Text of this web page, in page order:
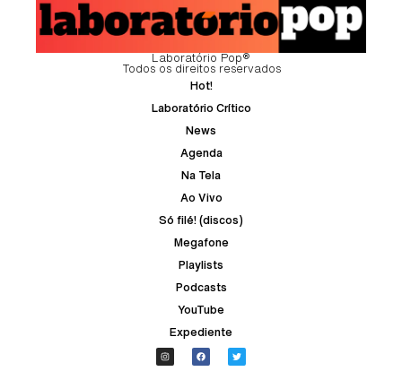
Laboratório Pop®
Todos os direitos reservados
Hot!
Laboratório Crítico
News
Agenda
Na Tela
Ao Vivo
Só filé! (discos)
Megafone
Playlists
Podcasts
YouTube
Expediente